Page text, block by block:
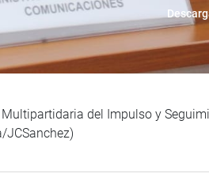
del Impulso y
JCSanchez)